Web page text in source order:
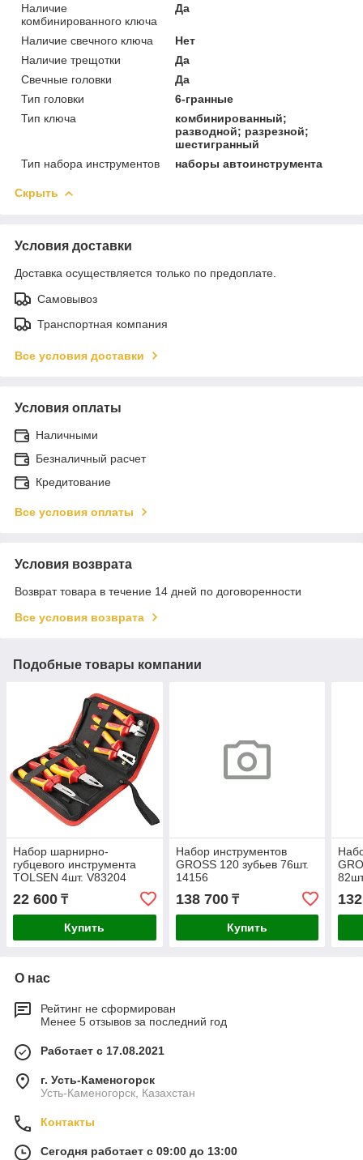
Наличие
комбинированного ключа
Да
Наличие свечного ключа
Нет
Наличие трещотки
Да
Свечные головки
Да
Тип головки
6-гранные
Тип ключа
комбинированный;
разводной; разрезной;
шестигранный
Тип набора инструментов
наборы автоинструмента
Скрыть
Условия доставки
Доставка осуществляется только по предоплате.
Самовывоз
Транспортная компания
Все условия доставки
Условия оплаты
Наличными
Безналичный расчет
Кредитование
Все условия оплаты
Условия возврата
Возврат товара в течение 14 дней по договоренности
Все условия возврата
Подобные товары компании
Набор шарнирно-
губцевого инструмента
TOLSEN 4шт. V83204
22 600 ₸
Купить
Набор инструментов
GROSS 120 зубьев 76шт.
14156
138 700₸
Купить
О нас
Рейтинг не сформирован
Менее 5 отзывов за последний год
Работает с 17.08.2021
г. Усть-Каменогорск
Усть-Каменогорск, Казахстан
Контакты
Сегодня работает с 09:00 до 13:00